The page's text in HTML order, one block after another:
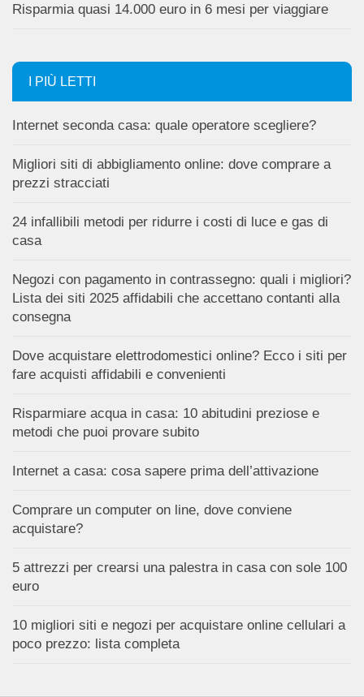
Risparmia quasi 14.000 euro in 6 mesi per viaggiare
I PIÙ LETTI
Internet seconda casa: quale operatore scegliere?
Migliori siti di abbigliamento online: dove comprare a
prezzi stracciati
24 infallibili metodi per ridurre i costi di luce e gas di
casa
Negozi con pagamento in contrassegno: quali i migliori?
Lista dei siti 2025 affidabili che accettano contanti alla
consegna
Dove acquistare elettrodomestici online? Ecco i siti per
fare acquisti affidabili e convenienti
Risparmiare acqua in casa: 10 abitudini preziose e
metodi che puoi provare subito
Internet a casa: cosa sapere prima dell’attivazione
Comprare un computer on line, dove conviene
acquistare?
5 attrezzi per crearsi una palestra in casa con sole 100
euro
10 migliori siti e negozi per acquistare online cellulari a
poco prezzo: lista completa